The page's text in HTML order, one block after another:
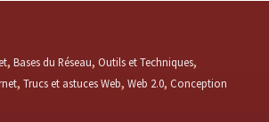
Bases du Réseau Outils et Techniques
Trucs et astuces Web Web 2.0 Conception